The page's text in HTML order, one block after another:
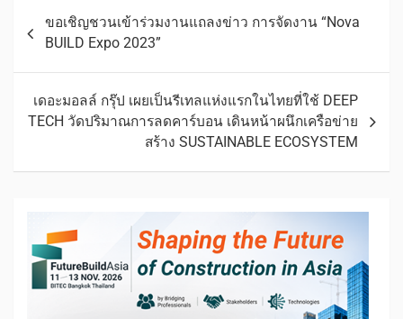
ขอเชิญชวนเข้าร่วมงานแถลงข่าว การจัดงาน “Nova
BUILD Expo 2023”
เดอะมอลล์ กรุ๊ป เผยเป็นรีเทลแห่งแรกในไทยที่ใช้ DEEP
TECH วัดปริมาณการลดคาร์บอน เดินหน้าผนึกเครือข่าย
สร้าง SUSTAINABLE ECOSYSTEM